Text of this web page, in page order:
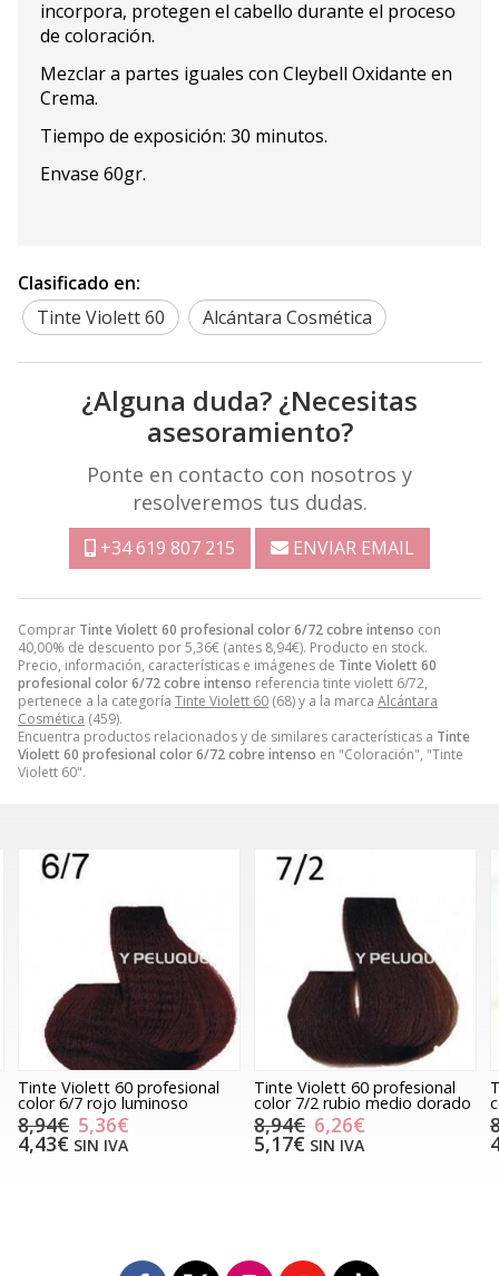
Comprar Tinte Violett 60 profesional color 6/72 cobre intenso con
40,00% de descuento por5,36€ (antes 8,94€). Producto en stock.
Precio, información, características e imágenes de Tinte Violett 60
profesional color 6/72 cobre intenso referencia tinte violett 6/72,
pertenece a la categoría Tinte Violett 60 (68) y a la marca Alcántara
Cosmética (459).
Encuentra productos relacionados y de similares características a Tinte
Violett 60 profesional color 6/72 cobre intenso en "Coloración", "Tinte
Violett 60".
incorpora, protegen el cabello durante el proceso
de coloración.
Mezclar a partes iguales con Cleybell Oxidante en
Crema.
Tiempo de exposición: 30 minutos.
Envase 60gr.
Clasificado en:
Tinte Violett 60
Alcántara Cosmética
¿Alguna duda? ¿Necesitas
asesoramiento?
Ponte en contacto con nosotros y
resolveremos tus dudas.
+34 619 807 215 ENVIAR EMAIL
Tinte Violett 60 profesional
color 6/7 rojo luminoso
8,94€ 5,36€
4,43€ SIN IVA
Tinte Violett 60 profesional
color 7/2 rubio medio dorado
8,94€ 6,26€
5,17€ SIN IVA